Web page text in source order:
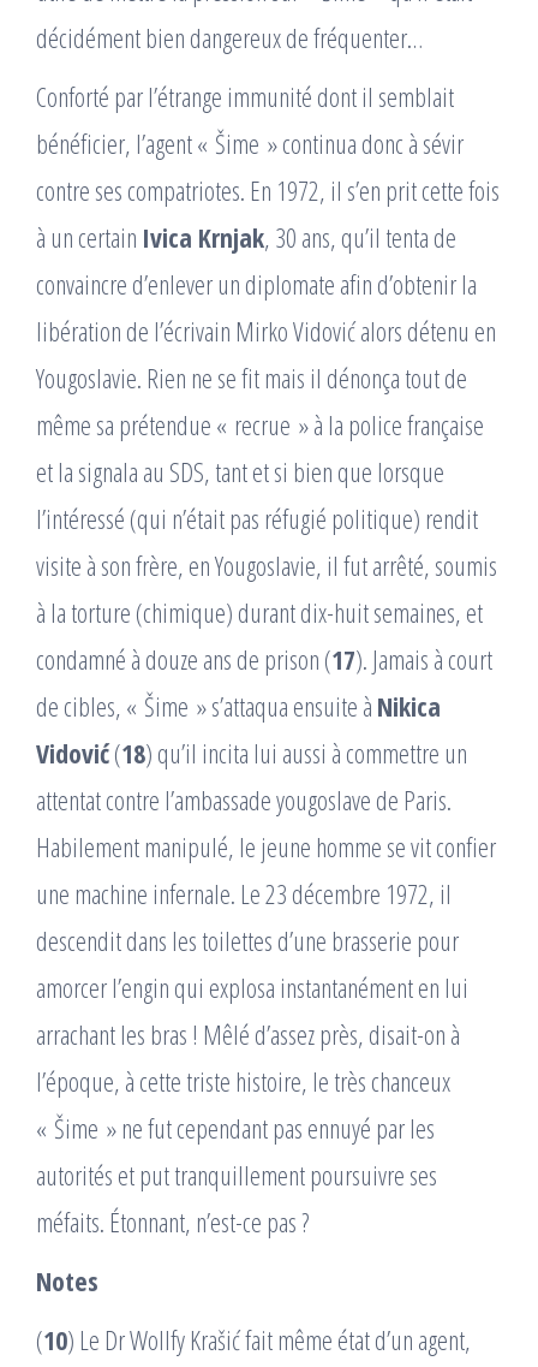
décidément bien dangereux de fréquenter…
Conforté par l’étrange immunité dont il semblait
bénéficier, l’agent « Šime » continua donc à sévir
contre ses compatriotes. En 1972, il s’en prit cette fois
à un certain Ivica Krnjak, 30 ans, qu’il tenta de
convaincre d’enlever un diplomate afin d’obtenir la
libération de l’écrivain Mirko Vidović alors détenu en
Yougoslavie. Rien ne se fit mais il dénonça tout de
même sa prétendue « recrue » à la police française
et la signala au SDS, tant et si bien que lorsque
l’intéressé (qui n’était pas réfugié politique) rendit
visite à son frère, en Yougoslavie, il fut arrêté, soumis
à la torture (chimique) durant dix-huit semaines, et
condamné à douze ans de prison (17). Jamais à court
de cibles, « Šime » s’attaqua ensuite à Nikica
Vidović(18) qu’il incita lui aussi à commettre un
attentat contre l’ambassade yougoslave de Paris.
Habilement manipulé, le jeune homme se vit confier
une machine infernale. Le 23 décembre 1972, il
descendit dans les toilettes d’une brasserie pour
amorcer l’engin qui explosa instantanément en lui
arrachant les bras ! Mêlé d’assez près, disait-on à
l’époque, à cette triste histoire, le très chanceux
« Šime » ne fut cependant pas ennuyé par les
autorités et put tranquillement poursuivre ses
méfaits. Étonnant, n’est-ce pas ?
Notes
(10) Le Dr Wollfy Krašić fait même état d’un agent,